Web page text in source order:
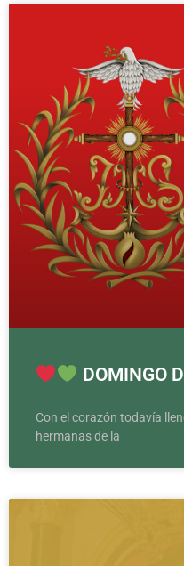
DOMINGO
Con el corazón todavía
hermanas de la